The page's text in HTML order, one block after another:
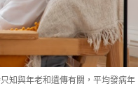
知與年老和遺傳有關，平均發病年